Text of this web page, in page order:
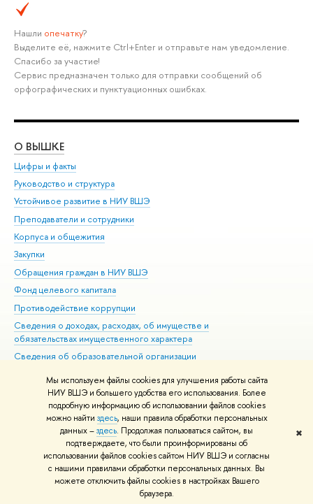
Мы используем файлы cookies для улучшения работы сайта
НИУ ВШЭ и большего удобства его использования. Более
подробную информацию об использовании файлов cookies
можно найти здесь, наши правила обработки персональных
данных –здесь. Продолжая пользоваться сайтом, вы
подтверждаете, что были проинформированы об
использовании файлов cookies сайтом НИУ ВШЭ и согласны
с нашими правилами обработки персональных данных. Вы
можете отключить файлы cookies в настройках Вашего
браузера.
✖
Нашли опечатку?
Выделите её, нажмите Ctrl+Enter и отправьте нам уведомление.
Спасибо за участие!
Сервис предназначен только для отправки сообщений об
орфографических и пунктуационных ошибках.
О ВЫШКЕ
Цифры и факты
Руководство и структура
Устойчивое развитие в НИУ ВШЭ
Преподаватели и сотрудники
Корпуса и общежития
Закупки
Обращения граждан в НИУ ВШЭ
Фонд целевого капитала
Противодействие коррупции
Сведения о доходах, расходах, об имуществе и
обязательствах имущественного характера
Сведения об образовательной организации
Людям с ограниченными возможностями здоровья
Единая платежная страница
Работа в Вышке
© НИУ ВШЭ 1993–2026 Адреса и контакты Условия использования
материалов Политика конфиденциальности Карта сайта
Шрифты HSE Sans и HSE Slab разработаны вШколе дизайна НИУ ВШЭ